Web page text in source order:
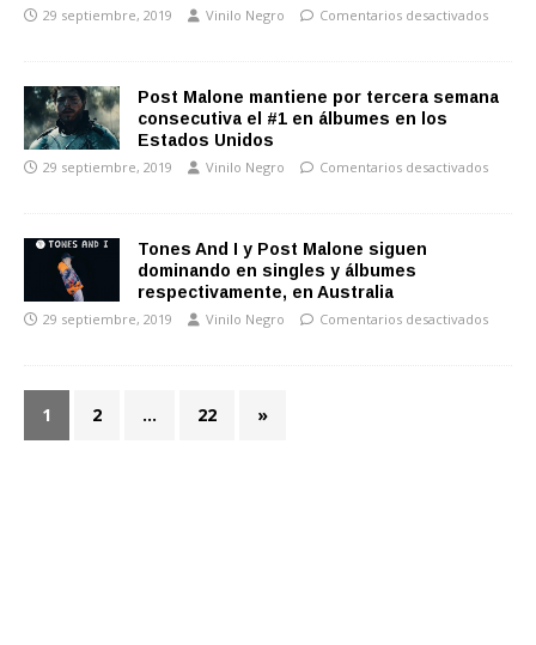
29 septiembre, 2019 Vinilo Negro Comentarios desactivados
Post Malone mantiene por tercera semana
consecutiva el #1 en álbumes en los
Estados Unidos
29 septiembre, 2019 Vinilo Negro Comentarios desactivados
Tones And I y Post Malone siguen
dominando en singles y álbumes
respectivamente, en Australia
29 septiembre, 2019 Vinilo Negro Comentarios desactivados
1 2 … 22 »